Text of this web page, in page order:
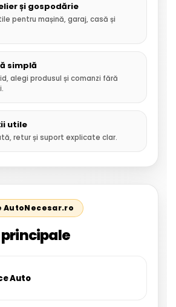
și gospodărie
pentru mașină, garaj, casă și
simplă
alegi produsul și comanzi fără
utile
retur și suport explicate clar.
AutoNecesar.ro
Auto